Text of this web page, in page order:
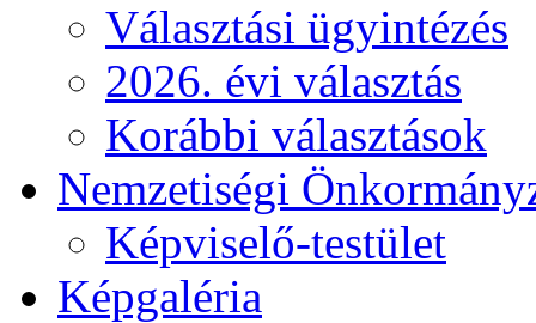
Választási ügyintézés
2026. évi választás
Korábbi választások
Nemzetiségi
Képviselő-testület
Képgaléria